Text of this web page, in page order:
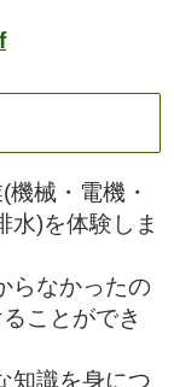
械・電機・
水)を体験しま
らなかったの
ことができ
知識を身につ